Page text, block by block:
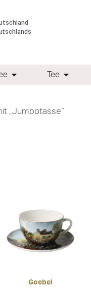
Tee
„Jumbotasse“
Goebel